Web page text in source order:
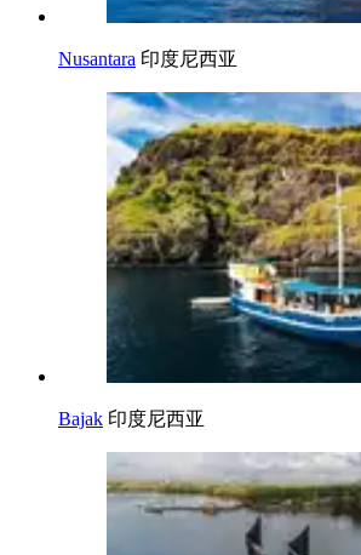
Nusantara 印度尼西亚
Bajak 印度尼西亚